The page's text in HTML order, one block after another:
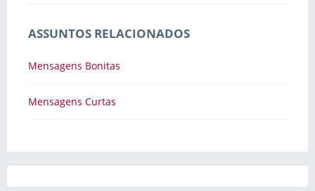
ASSUNTOS RELACIONADOS
Mensagens Bonitas
Mensagens Curtas